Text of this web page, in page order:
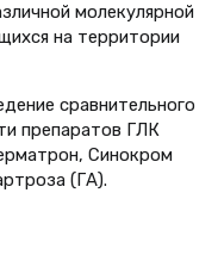
молекулярной
на терри­тории
сравнительного
препаратов ГЛК
Синокром
(ГА).